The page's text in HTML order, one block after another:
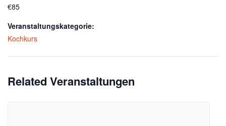
€85
Veranstaltungskategorie:
Kochkurs
Related Veranstaltungen